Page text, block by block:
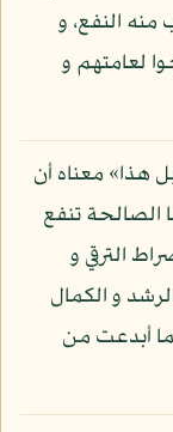
النفع، و
لعامتهم و
هذا» معناه أن
الصالحة تنفع
الترقي و
و الكمال
أبدعت من